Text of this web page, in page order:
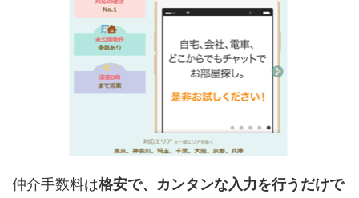
仲介手数料は格安で、カンタンな入力を行うだけで